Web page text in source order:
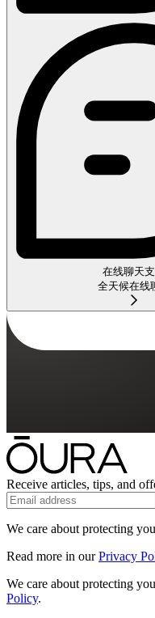
在线聊天
全天候在线
Receive articles, tips, and
We care about protecting
Read more in ourPrivacy
We care about protecting
Policy.